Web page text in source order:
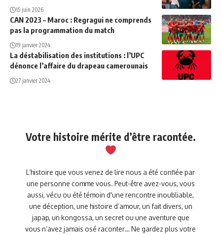
15 juin 2026
CAN 2023 – Maroc : Regragui ne comprends
pas la programmation du match
19 janvier 2024
La déstabilisation des institutions : l’UPC
dénonce l’affaire du drapeau camerounais
27 janvier 2024
Votre histoire mérite d’être racontée.
L’histoire que vous venez de lire nous a été confiée par
une personne comme vous. Peut-être avez-vous, vous
aussi, vécu ou été témoin d'une rencontre inoubliable,
une déception, une histoire d’amour, un fait divers, un
japap, un kongossa, un secret ou une aventure que
vous n’avez jamais osé raconter… Ne gardez plus votre